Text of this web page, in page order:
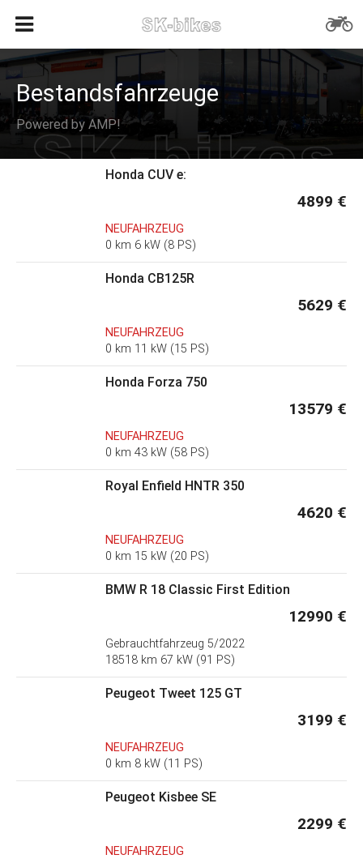
Bestandsfahrzeuge
Powered by AMP!
Honda CUV e:
4899 €
NEUFAHRZEUG
0 km 6 kW (8 PS)
Honda CB125R
5629 €
NEUFAHRZEUG
0 km 11 kW (15 PS)
Honda Forza 750
13579 €
NEUFAHRZEUG
0 km 43 kW (58 PS)
Royal Enfield HNTR 350
4620 €
NEUFAHRZEUG
0 km 15 kW (20 PS)
BMW R 18 Classic First Edition
12990 €
Gebrauchtfahrzeug 5/2022
18518 km 67 kW (91 PS)
Peugeot Tweet 125 GT
3199 €
NEUFAHRZEUG
0 km 8 kW (11 PS)
Peugeot Kisbee SE
2299 €
NEUFAHRZEUG